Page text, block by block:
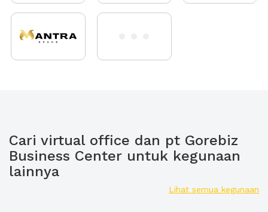
Cari virtual office dan pt Gorebiz
Business Center untuk kegunaan
lainnya
Lihat semua kegunaan